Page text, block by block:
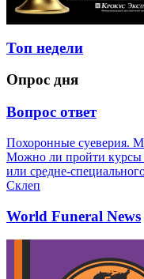
Топ недели
Опрос дня
Вопрос ответ
Похоронные суеверия.
Можно ли пройти курсы
или средне-
Склеп
World Funeral News